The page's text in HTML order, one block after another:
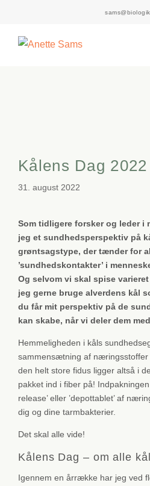
Kålens Dag 2022
31. august 2022
Som tidligere forsker og leder i
jeg et sundhedsperspektiv på
grøntsagstype, der tænder for
’sundhedskontakter’ i
Og selvom vi skal spise
jeg gerne bruge alverdens kål
du får mit perspektiv på de
kan skabe, når vi deler dem
Hemmeligheden i kåls
sammensætning af næringsstoffer
den helt store fidus ligger altså i
pakket ind i fiber på!
release’ eller ’depottablet’ af
dig og dine tarmbakterier.
Det skal alle vide!
Kålens Dag – om alle
Igennem en årrække har jeg ved